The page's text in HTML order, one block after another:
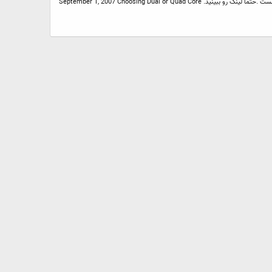
سلام قصد دارم سی پی یو سیستم رو ارتقا بدم Pentium D to DualCore or Quad مطلب مقایسه جالبی برخوردم فکر کنم قابل استفاده باشه یکی از مقیاسها هم 3Dmax 9 هست .حتما لینک رو ببینید. September 1, 2007 Choosing Dual or Quad Core